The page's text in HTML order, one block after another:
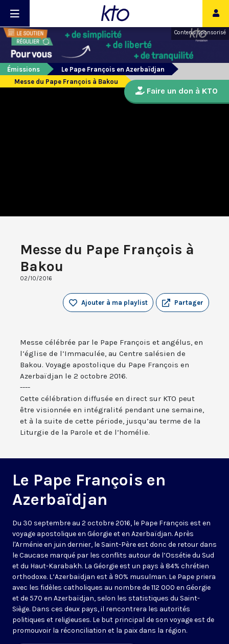
Contenu sponsorisé
Émissions
Le Pape François en Azerbaïdjan
Messe du Pape François à Bakou
Messe du Pape François à
Bakou
02/10/2016
Partager
Ajouter à ma playlist
Messe célébrée par le Pape François et angélus, en
l’église de l’Immaculée, au Centre salésien de
Bakou. Voyage apostolique du Pape François en
Azerbaïdjan le 2 octobre 2016.
----
Cette célébration diffusée en direct sur KTO peut
être visionnée en intégralité pendant une semaine,
et à la suite de cette période, jusqu’au terme de la
Liturgie de la Parole et de l’homélie.
Le Pape François en
Azerbaïdjan
Du 30 septembre au 2 octobre 2016, le Pape François est en
voyage apostolique en Géorgie et en Azerbaïdjan. Après
l'Arménieen juin dernier, le Saint-Père est donc de retour dans
le Caucase marqué par les conflits autour de l’Ossétie du Sud
et du Haut-Karabakh. La Géorgie est un pays à 84% chrétien
orthodoxe. L’Azerbaïdjan est à 90% musulman. Le Pape priera
avec les fidèles catholiques au nombre de 112 000 en Géorgie
et de 570 en Azerbaïdjan, selon les statistiques du Saint-
Siège. Dans ces deux pays, il rencontrera les autorités
politiques et religieuses. Le but principal de son voyage est de
promouvoir la réconciliation et la paix dans la région.
Faire un don à KTO